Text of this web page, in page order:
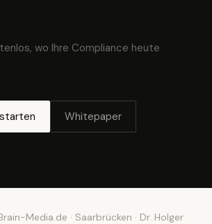
wo Ihre Compliance heute
Whitepaper
Media.de · Saarbrücken · Dr. Holger